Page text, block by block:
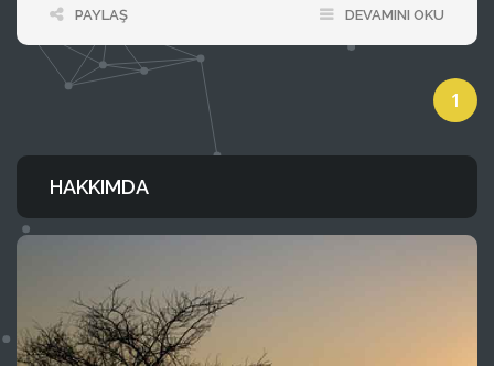
DEVAMINI OKU
PAYLAŞ
1
HAKKIMDA